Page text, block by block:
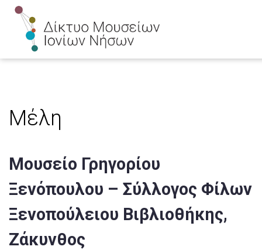
Μέλη
Μουσείο Γρηγορίου
Ξενόπουλου – Σύλλογος Φίλων
Ξενοπούλειου Βιβλιοθήκης,
Ζάκυνθος